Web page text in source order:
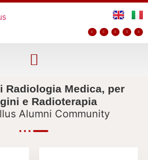
Radiologia Medica, per
e Radioterapia
Alumni Community